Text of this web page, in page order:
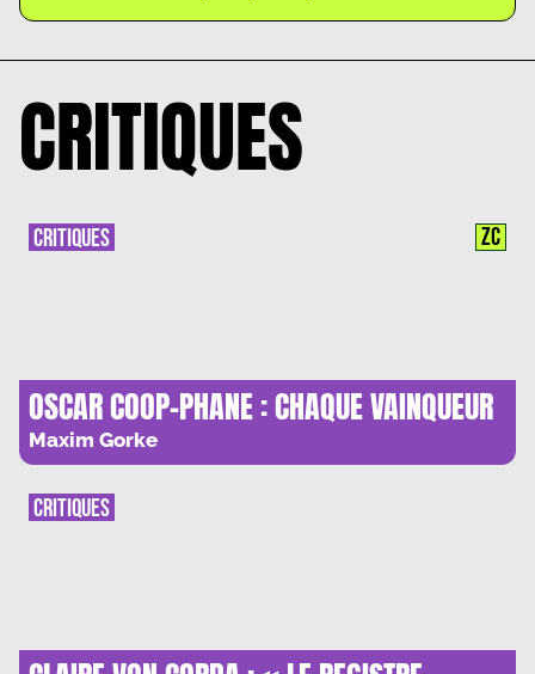
CRITIQUES
OSCAR COOP-PHANE : CHAQUE VAINQUEUR
A BESOIN DE PERDANTS
Maxim Gorke
CRITIQUES ZC
CRITIQUES